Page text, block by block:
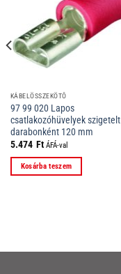
KÁBELÖSSZEKÖTŐ
97 99 020 Lapos
csatlakozóhüvelyek
darabonként 120 mm
5.474 Ft ÁFÁ-val
Kosárba teszem